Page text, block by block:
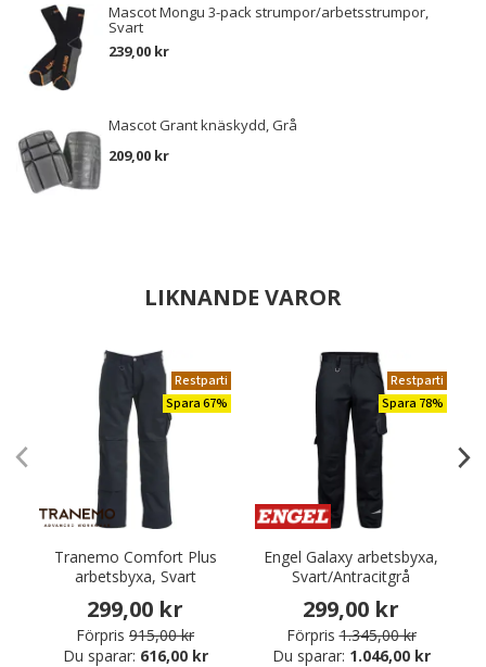
Mascot Mongu 3-pack strumpor/arbetsstrumpor,
Svart
239,00 kr
Mascot Grant knäskydd, Grå
209,00 kr
LIKNANDE VAROR
Restparti
Spara 67%
Tranemo Comfort Plus
arbetsbyxa, Svart
299,00 kr
Förpris 915,00 kr
Du sparar: 616,00 kr
Restparti
Spara 78%
Engel Galaxy arbetsbyxa,
Svart/Antracitgrå
299,00 kr
Förpris 1.345,00 kr
Du sparar: 1.046,00 kr